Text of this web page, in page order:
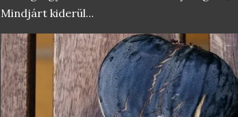
Mindjárt kiderül...